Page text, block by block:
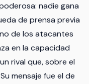
nadie gana
de prensa previa
de los atacantes
en la capacidad
rival que, sobre el
mensaje fue el de